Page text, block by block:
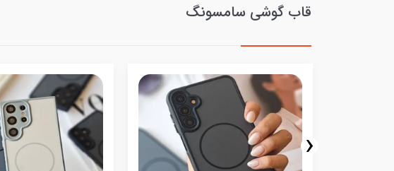
قاب گوشی سامسونگ
‹